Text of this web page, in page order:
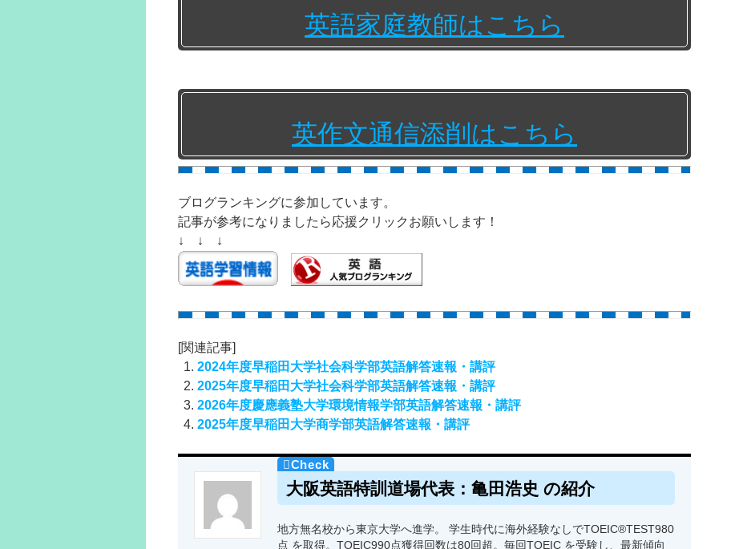
英語家庭教師はこちら
英作文通信添削はこちら
ブログランキングに参加しています。
記事が参考になりましたら応援クリックお願いします！
↓ ↓ ↓
[関連記事]
2024年度早稲田大学社会科学部英語解答速報・講評
2025年度早稲田大学社会科学部英語解答速報・講評
2026年度慶應義塾大学環境情報学部英語解答速報・講評
2025年度早稲田大学商学部英語解答速報・講評
大阪英語特訓道場代表：亀田浩史 の紹介
地方無名校から東京大学へ進学。 学生時代に海外経験なしでTOEIC®TEST980
点 を取得。TOEIC990点獲得回数は80回超。毎回TOEIC を受験し、最新傾向